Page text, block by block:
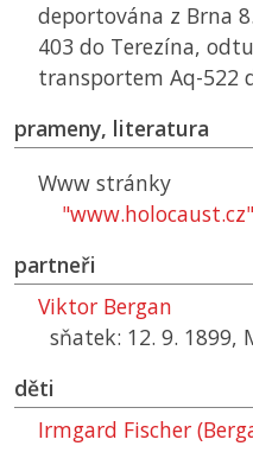
deportována z Brna
403 do Terezína,
transportem Aq-522
prameny, literatura
Www stránky
"www.holocaust.cz"
partneři
Viktor Bergan
sňatek: 12. 9. 1899,
děti
Irmgard Fischer